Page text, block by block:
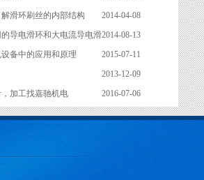
2014-04-08
滑环刷丝的内部结构
2014-08-13
导电滑环和大电流导电滑
2015-07-11
备中的应用和原理
2013-12-09
2016-07-06
加工找嘉驰机电